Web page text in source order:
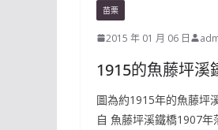
苗栗
2015 年 01 月 06 日
1915的魚藤坪溪
圖為約1915年的魚藤坪
自 魚藤坪溪鐵橋1907